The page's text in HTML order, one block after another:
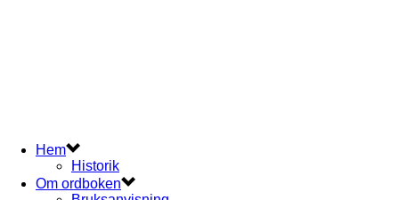
Hem
Historik
Om ordboken